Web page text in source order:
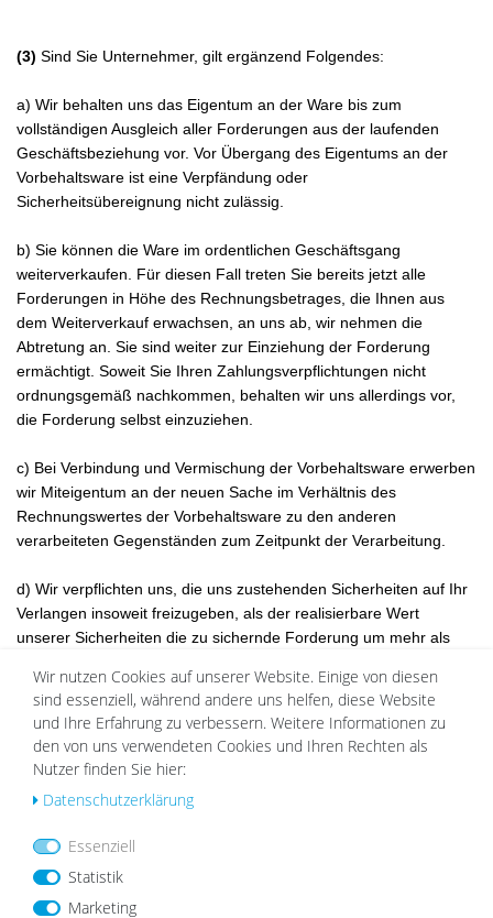
(3) Sind Sie Unternehmer, gilt ergänzend Folgendes:
a) Wir behalten uns das Eigentum an der Ware bis zum
vollständigen Ausgleich aller Forderungen aus der laufenden
Geschäftsbeziehung vor. Vor Übergang des Eigentums an der
Vorbehaltsware ist eine Verpfändung oder
Sicherheitsübereignung nicht zulässig.
b) Sie können die Ware im ordentlichen Geschäftsgang
weiterverkaufen. Für diesen Fall treten Sie bereits jetzt alle
Forderungen in Höhe des Rechnungsbetrages, die Ihnen aus
dem Weiterverkauf erwachsen, an uns ab, wir nehmen die
Abtretung an. Sie sind weiter zur Einziehung der Forderung
ermächtigt. Soweit Sie Ihren Zahlungsverpflichtungen nicht
ordnungsgemäß nachkommen, behalten wir uns allerdings vor,
die Forderung selbst einzuziehen.
c) Bei Verbindung und Vermischung der Vorbehaltsware erwerben
wir Miteigentum an der neuen Sache im Verhältnis des
Rechnungswertes der Vorbehaltsware zu den anderen
verarbeiteten Gegenständen zum Zeitpunkt der Verarbeitung.
d) Wir verpflichten uns, die uns zustehenden Sicherheiten auf Ihr
Verlangen insoweit freizugeben, als der realisierbare Wert
unserer Sicherheiten die zu sichernde Forderung um mehr als
obliegt uns.
§ 7 Gewährleistung
(1) Es bestehen die gesetzlichen Mängelhaftungsrechte.
Wir nutzen Cookies auf unserer Website. Einige von diesen
sind essenziell, während andere uns helfen, diese Website
und Ihre Erfahrung zu verbessern. Weitere Informationen zu
den von uns verwendeten Cookies und Ihren Rechten als
Nutzer finden Sie hier:
Daten­schutz­erklärung
Essenziell
Statistik
Marketing